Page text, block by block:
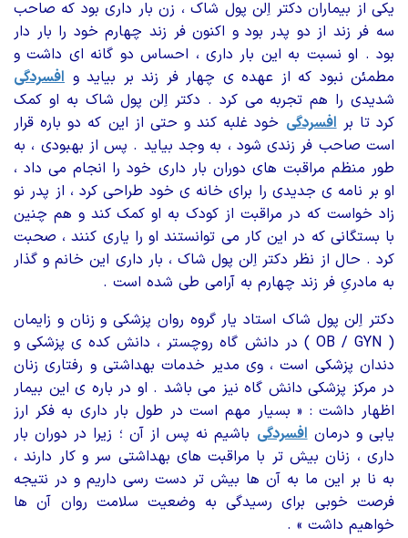
یکی از بیماران دکتر اِلن پول شاک ، زن بار داری بود که صاحب
سه فر زند از دو پدر بود و اکنون فر زند چهارم خود را بار دار
بود . او نسبت به این بار داری ، احساس دو گانه ای داشت و
مطمئن نبود که از عهده ی چهار فر زند بر بیاید و افسردگی
شدیدی را هم تجربه می کرد . دکتر اِلن پول شاک به او کمک
کرد تا برافسردگی خود غلبه کند و حتی از این که دو باره قرار
است صاحب فر زندی شود ، به وجد بیاید . پس از بهبودی ، به
طور منظم مراقبت های دوران بار داری خود را انجام می داد ،
او بر نامه ی جدیدی را برای خانه ی خود طراحی کرد ، از پدر نو
زاد خواست که در مراقبت از کودک به او کمک کند و هم چنین
با بستگانی که در این کار می توانستند او را یاری کنند ، صحبت
کرد . حال از نظر دکتر اِلن پول شاک ، بار داری این خانم و گذار
به مادریِ فر زند چهارم به آرامی طی شده است .
دکتر اِلن پول شاک استاد یار گروه روان پزشکی و زنان و زایمان
( OB / GYN ) در دانش گاه روچستر ، دانش کده ی پزشکی و
دندان پزشکی است ، وی مدیر خدمات بهداشتی و رفتاری زنان
در مرکز پزشکی دانش گاه نیز می باشد . او در باره ی این بیمار
اظهار داشت : « بسیار مهم است در طول بار داری به فکر ارز
یابی و درمانافسردگی باشیم نه پس از آن ؛ زیرا در دوران بار
داری ، زنان بیش تر با مراقبت های بهداشتی سر و کار دارند ،
به نا بر این ما به آن ها بیش تر دست رسی داریم و در نتیجه
فرصت خوبی برای رسیدگی به وضعیت سلامت روان آن ها
خواهیم داشت » .